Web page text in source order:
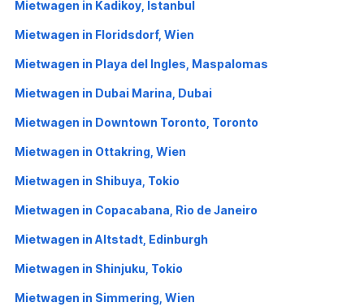
Mietwagen in Kadikoy, Istanbul
Mietwagen in Floridsdorf, Wien
Mietwagen in Playa del Ingles, Maspalomas
Mietwagen in Dubai Marina, Dubai
Mietwagen in Downtown Toronto, Toronto
Mietwagen in Ottakring, Wien
Mietwagen in Shibuya, Tokio
Mietwagen in Copacabana, Rio de Janeiro
Mietwagen in Altstadt, Edinburgh
Mietwagen in Shinjuku, Tokio
Mietwagen in Simmering, Wien